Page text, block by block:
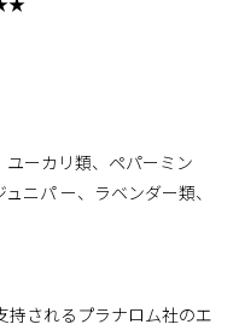
ユーカリ類、ペパーミン
ニパ ー、ラベンダー類、
持されるプラナロム社のエ